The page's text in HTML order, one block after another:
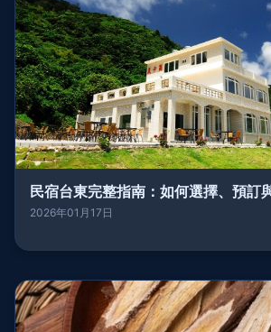
民宿台東完整指南：如何選擇、預訂
2026年01月17日